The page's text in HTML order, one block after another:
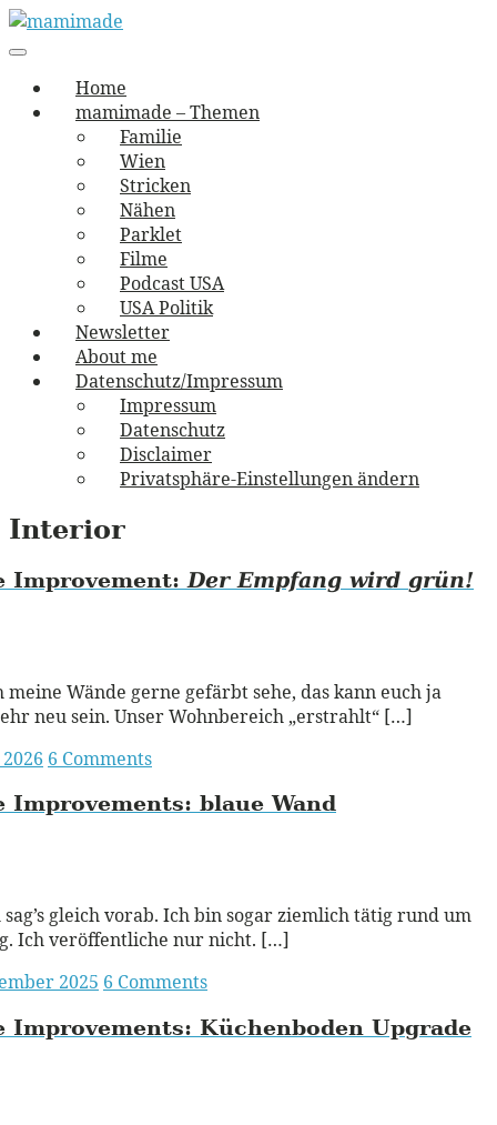
Skip
to
mamimade
vernäht und zugetextet
navigation
Menu
Home
mamimade – Themen
Familie
Wien
Stricken
Nähen
Parklet
Filme
Podcast USA
USA Politik
Newsletter
About me
Datenschutz/Impressum
Impressum
Datenschutz
Disclaimer
Privatsphäre-Einstellungen ändern
Category
Interior
Improvement: Der Empfang wird grün!
meine Wände gerne gefärbt sehe, das kann euch ja
neu sein. Unser Wohnbereich „erstrahlt“ […]
6 Comments
Improvements: blaue Wand
sag’s gleich vorab. Ich bin sogar ziemlich tätig rund um
Ich veröffentliche nur nicht. […]
2025 6 Comments
Improvements: Küchenboden Upgrade